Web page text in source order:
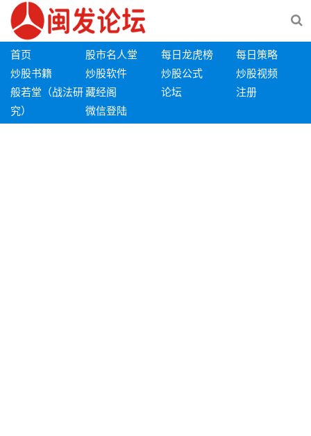
首页 股市名人堂 每日龙虎榜
每日策略
炒股书籍
炒股软件 炒股公式
炒股视频
般若堂（战法研
究）
藏经阁 论坛
注册
微信登陆